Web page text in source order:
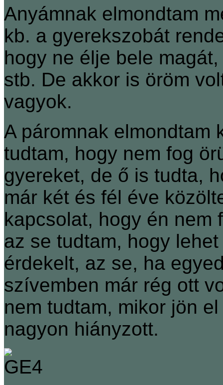
Anyámnak elmondtam
kb. a gyerekszobát
hogy ne élje bele
stb. De akkor is öröm
vagyok.
A páromnak elmondtam
tudtam, hogy nem fog
gyereket, de ő is tudta,
már két és fél éve
kapcsolat, hogy én nem
az se tudtam, hogy
érdekelt, az se, ha
szívemben már rég ott
nem tudtam, mikor jön
nagyon hiányzott.